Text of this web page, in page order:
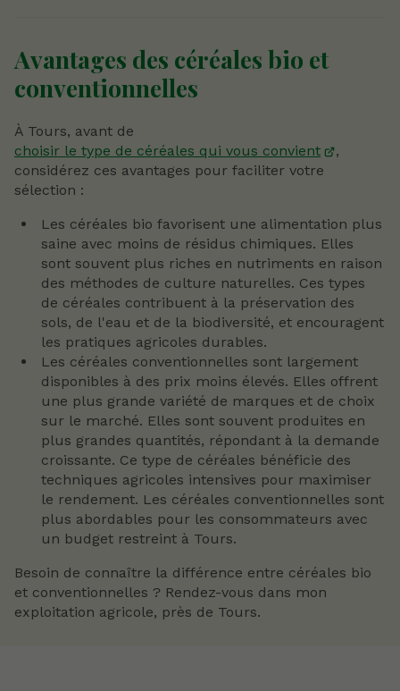
Avantages des céréales bio et
conventionnelles
À Tours, avant de
choisir le type de céréales qui vous convient
,
considérez ces avantages pour faciliter votre
sélection :
Les céréales bio favorisent une alimentation plus
saine avec moins de résidus chimiques. Elles
sont souvent plus riches en nutriments en raison
des méthodes de culture naturelles. Ces types
de céréales contribuent à la préservation des
sols, de l'eau et de la biodiversité, et encouragent
les pratiques agricoles durables.
Les céréales conventionnelles sont largement
disponibles à des prix moins élevés. Elles offrent
une plus grande variété de marques et de choix
sur le marché. Elles sont souvent produites en
plus grandes quantités, répondant à la demande
croissante. Ce type de céréales bénéficie des
techniques agricoles intensives pour maximiser
le rendement. Les céréales conventionnelles sont
plus abordables pour les consommateurs avec
un budget restreint à Tours.
Besoin de connaître la différence entre céréales bio
et conventionnelles ? Rendez-vous dans mon
exploitation agricole, près de Tours.